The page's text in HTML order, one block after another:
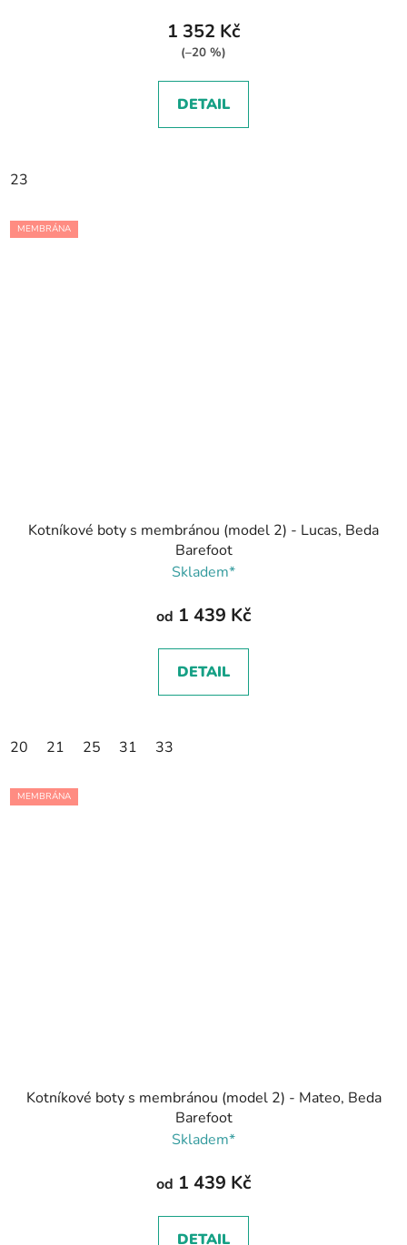
1 352 Kč
(–20 %)
DETAIL
23
MEMBRÁNA
Kotníkové boty s membránou (model 2) - Lucas, Beda
Barefoot
Skladem*
od 1 439 Kč
DETAIL
20 21 25 31 33
MEMBRÁNA
Kotníkové boty s membránou (model 2) - Mateo, Beda
Barefoot
Skladem*
od 1 439 Kč
DETAIL